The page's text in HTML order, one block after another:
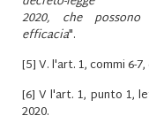
2020, che
efficacia".
[5]V. l'art. 1, commi 6-
[6] V l'art. 1, punto 1,
2020.